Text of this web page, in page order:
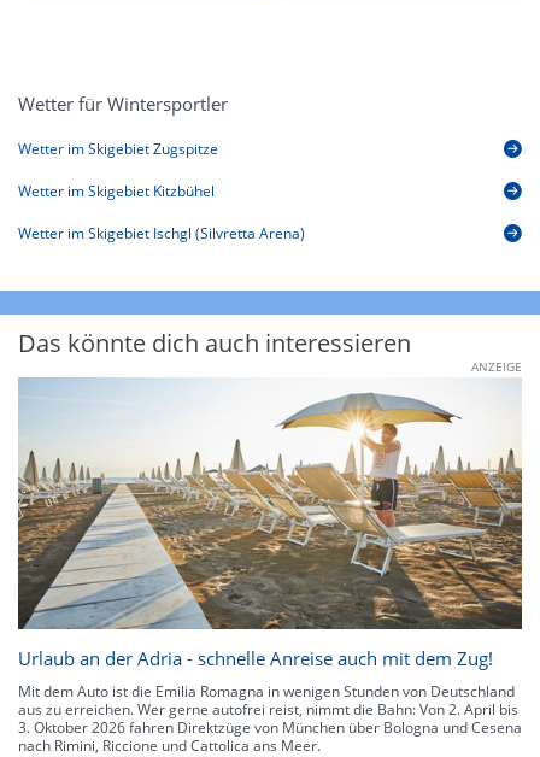
Wetter für Wintersportler
Wetter im Skigebiet Zugspitze
Wetter im Skigebiet Kitzbühel
Wetter im Skigebiet Ischgl (Silvretta Arena)
Das könnte dich auch interessieren
ANZEIGE
Urlaub an der Adria - schnelle Anreise auch mit dem Zug!
Mit dem Auto ist die Emilia Romagna in wenigen Stunden von Deutschland
aus zu erreichen. Wer gerne autofrei reist, nimmt die Bahn: Von 2. April bis
3. Oktober 2026 fahren Direktzüge von München über Bologna und Cesena
nach Rimini, Riccione und Cattolica ans Meer.